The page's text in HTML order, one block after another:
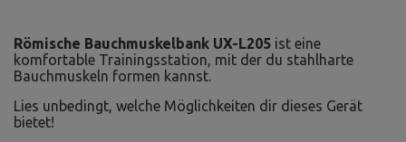
Römische Bauchmuskelbank UX-L205 ist eine
komfortable Trainingsstation, mit der du stahlharte
Bauchmuskeln formen kannst.
Lies unbedingt, welche Möglichkeiten dir dieses Gerät
bietet!